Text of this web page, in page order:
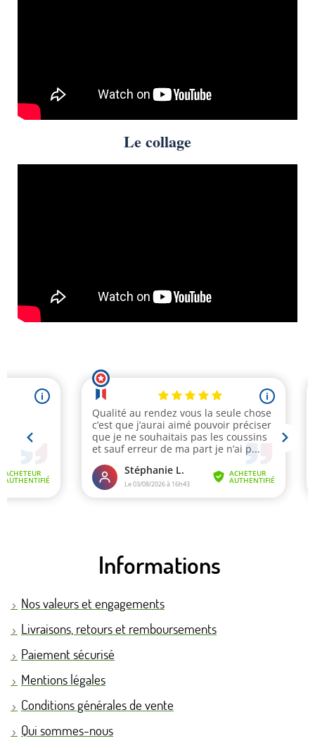
Le collage
Informations
Nos valeurs et engagements
Livraisons, retours et remboursements
Paiement sécurisé
Mentions légales
Conditions générales de vente
Qui sommes-nous